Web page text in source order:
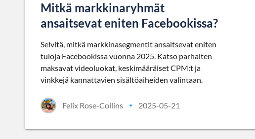
Mitkä markkinaryhmät
ansaitsevat eniten Facebookissa?
Selvitä, mitkä markkinasegmentit ansaitsevat eniten
tuloja Facebookissa vuonna 2025. Katso parhaiten
maksavat videoluokat, keskimääräiset CPM:t ja
vinkkejä kannattavien sisältöaiheiden valintaan.
Felix Rose-Collins • 2025-05-21